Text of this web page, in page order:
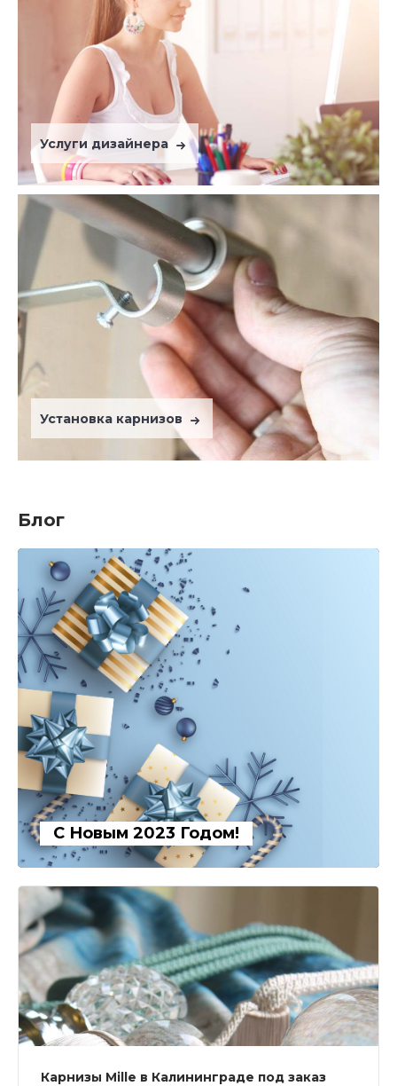
Услуги дизайнера
Установка карнизов
Блог
С Новым 2023 Годом!
Карнизы Mille в Калининграде под заказ